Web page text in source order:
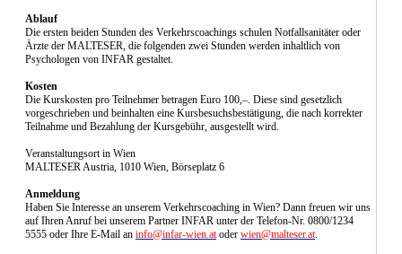
Ablauf
Die ersten beiden Stunden des Verkehrscoachings schulen Notfallsanitäter oder
Ärzte der MALTESER, die folgenden zwei Stunden werden inhaltlich von
Psychologen von INFAR gestaltet.
Kosten
Die Kurskosten pro Teilnehmer betragen Euro 100,–. Diese sind gesetzlich
vorgeschrieben und beinhalten eine Kursbesuchsbestätigung, die nach korrekter
Teilnahme und Bezahlung der Kursgebühr, ausgestellt wird.
Veranstaltungsort in Wien
MALTESER Austria, 1010 Wien, Börseplatz 6
Anmeldung
Haben Sie Interesse an unserem Verkehrscoaching in Wien? Dann freuen wir uns
auf Ihren Anruf bei unserem Partner INFAR unter der Telefon-Nr. 0800/1234
5555 oder Ihre E-Mail an info@infar-wien.atoder wien@malteser.at.